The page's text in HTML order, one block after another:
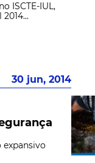
ISCTE-IUL,
30 jun, 2014